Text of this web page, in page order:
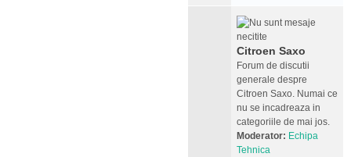
Citroen Saxo
Forum de discutii
generale despre
Citroen Saxo. Numai ce
nu se incadreaza in
categoriile de mai jos.
Moderator: Echipa
Tehnica